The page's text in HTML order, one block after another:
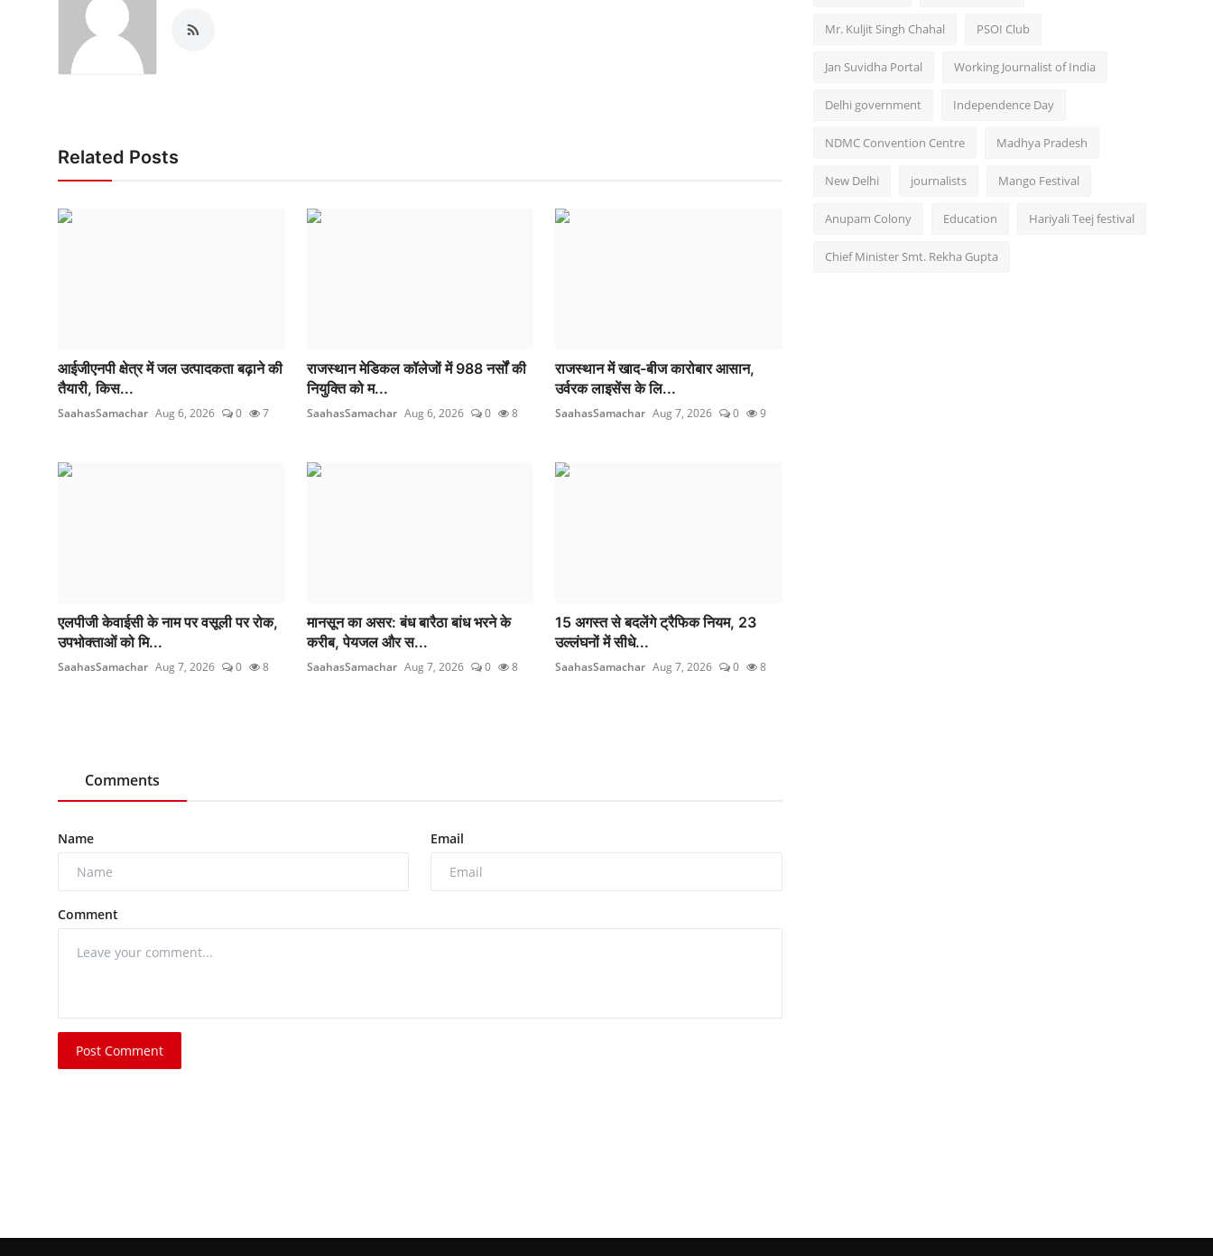
Related Posts
आईजीएनपी क्षेत्र में जल उत्पादकता बढ़ाने की
तैयारी, किस...
SaahasSamachar Aug 6, 2026 0 7
राजस्थान मेडिकल कॉलेजों में 988 नर्सों की
नियुक्ति को म...
SaahasSamachar Aug 6, 2026 0 8
राजस्थान में खाद-बीज कारोबार आसान,
उर्वरक लाइसेंस के लि...
SaahasSamachar Aug 7, 2026 0 9
एलपीजी केवाईसी के नाम पर वसूली पर रोक,
उपभोक्ताओं को मि...
SaahasSamachar Aug 7, 2026 0 8
मानसून का असर: बंध बारैठा बांध भरने के
करीब, पेयजल और स...
SaahasSamachar Aug 7, 2026 0 8
15 अगस्त से बदलेंगे ट्रैफिक नियम, 23
उल्लंघनों में सीधे...
SaahasSamachar Aug 7, 2026 0 8
Comments
Name Email
Comment
Post Comment
Mr. Kuljit Singh Chahal PSOI Club
Jan Suvidha Portal Working Journalist of India
Delhi government Independence Day
NDMC Convention Centre Madhya Pradesh
New Delhi journalists Mango Festival
Anupam Colony Education Hariyali Teej festival
Chief Minister Smt. Rekha Gupta